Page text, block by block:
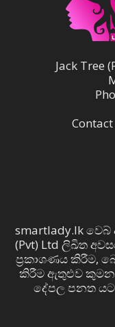
Jack Tree
smartlady.lk වෙබ්
(Pvt) Ltd ලිඛිත
ප්‍රකාශණය කිරීම,
කිරීම ඇතුළුව කුමන
දේපල පනත